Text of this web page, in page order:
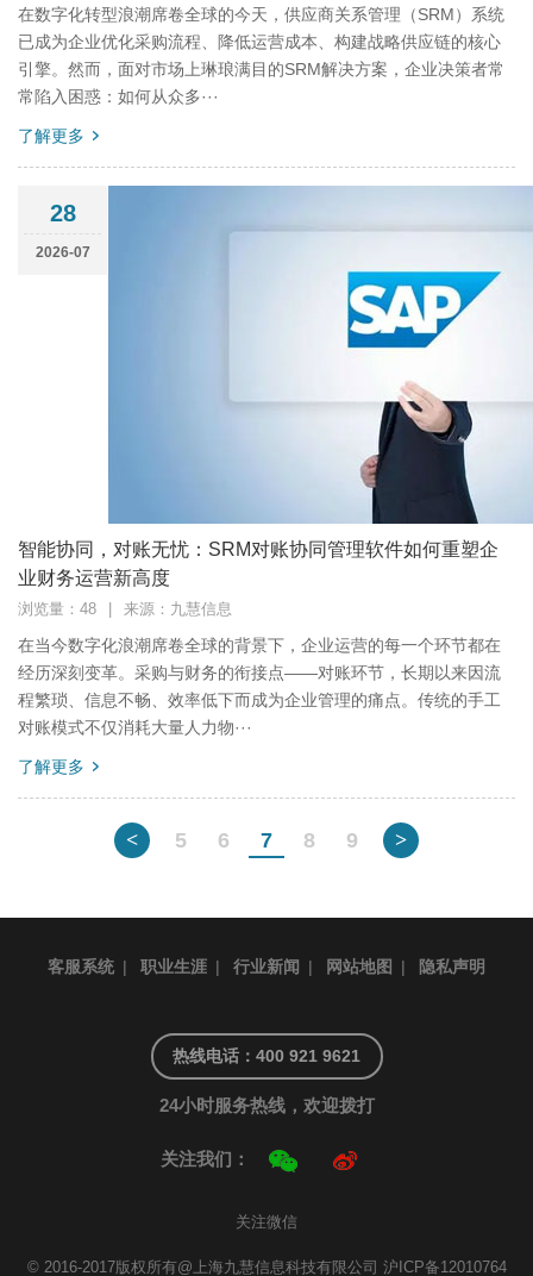
在数字化转型浪潮席卷全球的今天，供应商关系管理（SRM）系统
已成为企业优化采购流程、降低运营成本、构建战略供应链的核心
引擎。然而，面对市场上琳琅满目的SRM解决方案，企业决策者常
常陷入困惑：如何从众多···
了解更多
28
2026-07
智能协同，对账无忧：SRM对账协同管理软件如何重塑企
业财务运营新高度
浏览量：48 来源：九慧信息
在当今数字化浪潮席卷全球的背景下，企业运营的每一个环节都在
经历深刻变革。采购与财务的衔接点——对账环节，长期以来因流
程繁琐、信息不畅、效率低下而成为企业管理的痛点。传统的手工
对账模式不仅消耗大量人力物···
了解更多
< 5 6 7 8 9 >
客服系统 | 职业生涯 | 行业新闻 | 网站地图 | 隐私声明
热线电话：400 921 9621
24小时服务热线，欢迎拨打
关注我们：
关注微信
© 2016-2017版权所有@上海九慧信息科技有限公司 沪ICP备12010764